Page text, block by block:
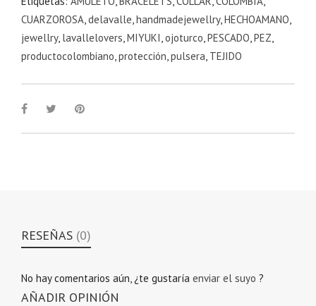
CUARZOROSA,delavalle,handmadejewellry,HECHOAMANO,
jewellry, lavallelovers,MIYUKI,ojoturco,PESCADO,PEZ,
productocolombiano,protección,pulsera, TEJIDO
RESEÑAS (0)
No hay comentarios aún, ¿te gustaría enviar el suyo ?
AÑADIR OPINIÓN